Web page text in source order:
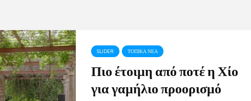
SLIDER ΤΟΠΙΚΑ ΝΕΑ
Πιο έτοιμη από ποτέ η Χίο
για γαμήλιο προορισμό